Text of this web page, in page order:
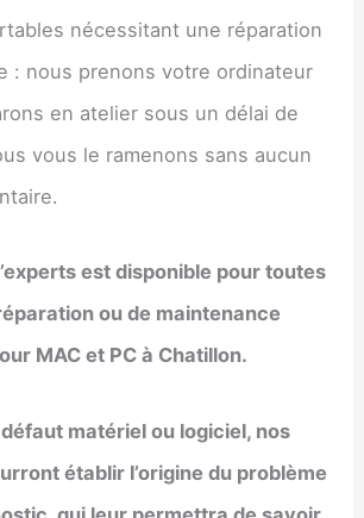
nécessitant une réparation
: nous prenons votre ordinateur
en atelier sous un délai de
vous le ramenons sans aucun
est disponible pour toutes
ou de maintenance
MAC et PC à Chatillon.
matériel ou logiciel, nos
établir l’origine du problème